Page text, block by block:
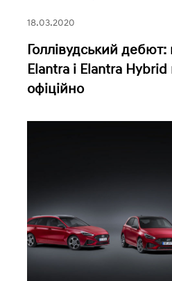
18.03.2020
Голлівудський дебют:
Elantra і Elantra Hybrid
офіційно